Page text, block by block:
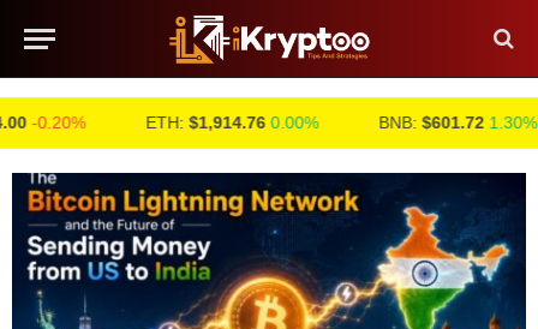
$1,914.76 0.00% $601.72 1.30%